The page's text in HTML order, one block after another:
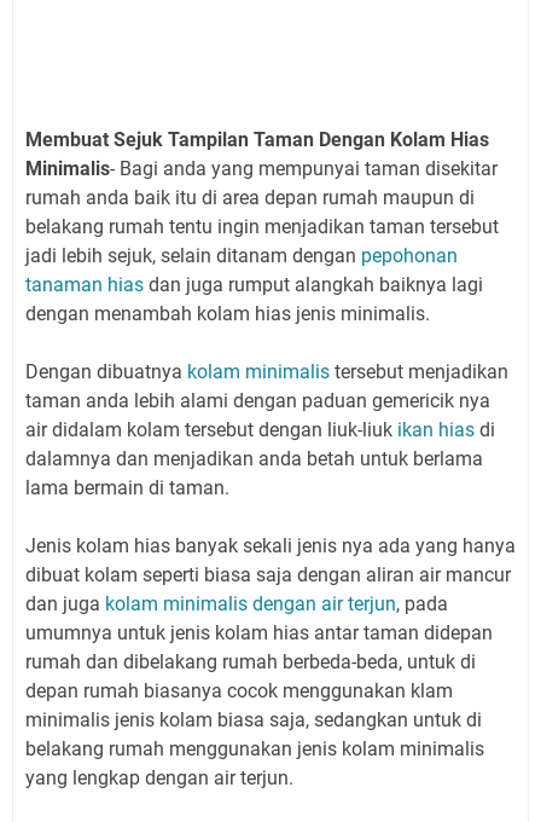
Membuat Sejuk Tampilan Taman Dengan Kolam Hias
Minimalis- Bagi anda yang mempunyai taman disekitar
rumah anda baik itu di area depan rumah maupun di
belakang rumah tentu ingin menjadikan taman tersebut
jadi lebih sejuk, selain ditanam dengan pepohonan
tanaman hias dan juga rumput alangkah baiknya lagi
dengan menambah kolam hias jenis minimalis.
Dengan dibuatnya kolam minimalis tersebut menjadikan
taman anda lebih alami dengan paduan gemericik nya
air didalam kolam tersebut dengan liuk-liuk ikan hias di
dalamnya dan menjadikan anda betah untuk berlama
lama bermain di taman.
Jenis kolam hias banyak sekali jenis nya ada yang hanya
dibuat kolam seperti biasa saja dengan aliran air mancur
dan juga kolam minimalis dengan air terjun, pada
umumnya untuk jenis kolam hias antar taman didepan
rumah dan dibelakang rumah berbeda-beda, untuk di
depan rumah biasanya cocok menggunakan klam
minimalis jenis kolam biasa saja, sedangkan untuk di
belakang rumah menggunakan jenis kolam minimalis
yang lengkap dengan air terjun.